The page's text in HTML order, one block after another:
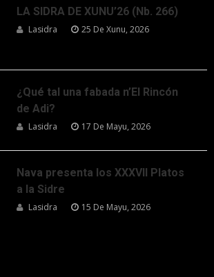
LA SIDRA DE XUNU’26 (Nb. 266)
Lasidra 25 De Xunu, 2026
¿Qué tal una fabada n’El Rincón
de Adi?
Lasidra 17 De Mayu, 2026
Nava presenta los XXXVII Platos
a la Sidre
Lasidra 15 De Mayu, 2026